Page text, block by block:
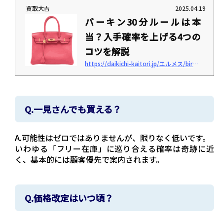
買取大吉 2025.04.19
バーキン30分ルールは本
当？入手確率を上げる4つの
コツを解説
https://daikichi-kaitori.jp/エルメス/birkin-30-minute-rule
とされているルールです。 本記事では、バーキン30分ルールの内容・バーキンの購入
ひ参考にしてみてください。 ＜この記事でわかること＞ バーキン30分ルールの内容 バ
Q.一見さんでも買える？
A.可能性はゼロではありませんが、限りなく低いです。
いわゆる「フリー在庫」に巡り合える確率は奇跡に近
く、基本的には顧客優先で案内されます。
Q.価格改定はいつ頃？